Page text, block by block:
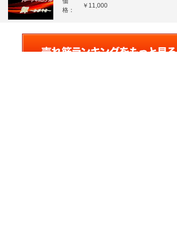
格：
￥11,000